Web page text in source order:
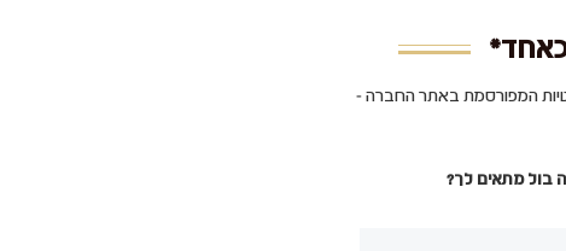
המפורסמת באתר החברה -
בול מתאים לך?